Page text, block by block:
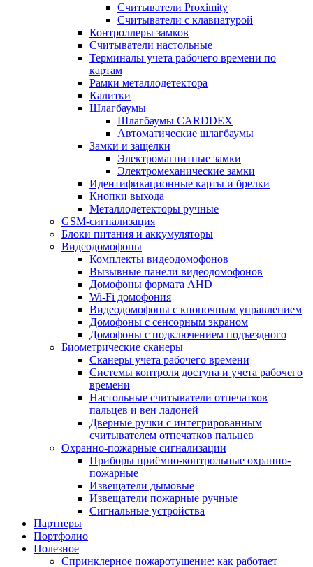
Считыватели Proximity
Считыватели с клавиатурой
Контроллеры замков
Считыватели настольные
Терминалы учета рабочего времени по
картам
Рамки металлодетектора
Калитки
Шлагбаумы
Шлагбаумы CARDDEX
Автоматические шлагбаумы
Замки и защелки
Электромагнитные замки
Электромеханические замки
Идентификационные карты и брелки
Кнопки выхода
Металлодетекторы ручные
GSM-сигнализация
Блоки питания и аккумуляторы
Видеодомофоны
Комплекты видеодомофонов
Вызывные панели видеодомофонов
Домофоны формата AHD
Wi-Fi домофония
Видеодомофоны с кнопочным управлением
Домофоны с сенсорным экраном
Домофоны с подключением подъездного
Биометрические сканеры
Сканеры учета рабочего времени
Системы контроля доступа и учета рабочего
времени
Настольные считыватели отпечатков
пальцев и вен ладоней
Дверные ручки с интегрированным
считывателем отпечатков пальцев
Охранно-пожарные сигнализации
Приборы приёмно-контрольные охранно-
пожарные
Извещатели дымовые
Извещатели пожарные ручные
Сигнальные устройства
Партнеры
Портфолио
Полезное
Спринклерное пожаротушение: как работает